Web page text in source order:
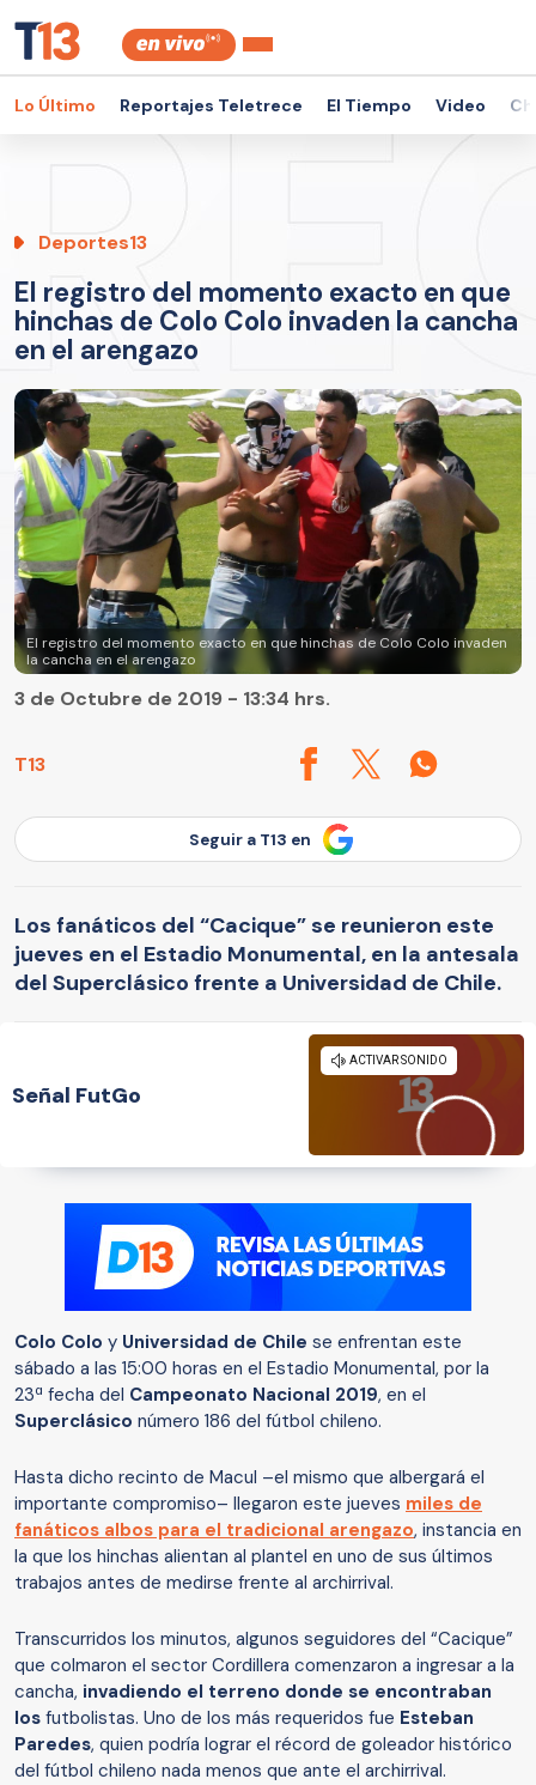
Lo Último Reportajes Teletrece El Tiempo Video
Deportes13
El registro del momento exacto en que
hinchas de Colo Colo invaden la cancha
en el arengazo
El registro del momento exacto en que hinchas de Colo Colo invaden
la cancha en el arengazo
T13
3 de Octubre de 2019 - 13:34 hrs.
Seguir a T13 en
Los fanáticos del “Cacique” se reunieron este
jueves en el Estadio Monumental, en la antesala
del Superclásico frente a Universidad de Chile.
Señal FutGo
Colo Colo y Universidad de Chile se enfrentan este
sábado a las 15:00 horas en el Estadio Monumental, por la
23ª fecha del Campeonato Nacional 2019, en el
Superclásico número 186 del fútbol chileno.
Hasta dicho recinto de Macul –el mismo que albergará el
importante compromiso– llegaron este jueves miles de
fanáticos albos para el tradicional arengazo, instancia en
la que los hinchas alientan al plantel en uno de sus últimos
trabajos antes de medirse frente al archirrival.
Transcurridos los minutos, algunos seguidores del “Cacique”
que colmaron el sector Cordillera comenzaron a ingresar a la
cancha, invadiendo el terreno donde se encontraban
los futbolistas. Uno de los más requeridos fue Esteban
Paredes, quien podría lograr el récord de goleador histórico
del fútbol chileno nada menos que ante el archirrival.